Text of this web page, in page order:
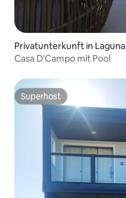
Privatunterkunft in Laguna
Casa D'Campo mit Pool
Superhost
Superhost